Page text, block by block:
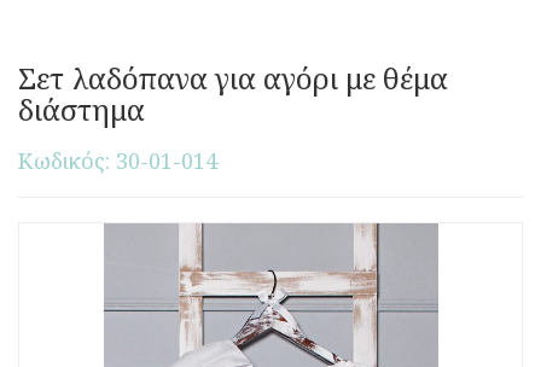
Σετ λαδόπανα για αγόρι με θέμα
διάστημα
Κωδικός: 30-01-014